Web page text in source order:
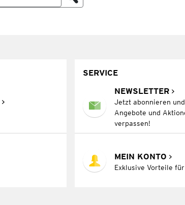
SERVICE
NEWSLETTER
Jetzt abonnieren
Angebote und
verpassen!
MEIN KONTO
Exklusive Vorteile für